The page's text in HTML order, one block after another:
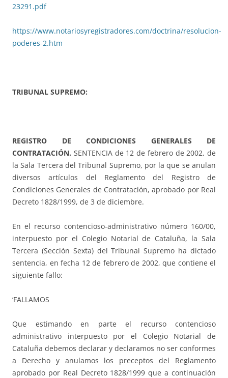
23291.pdf
https://www.notariosyregistradores.com/doctrina/resolucion-
poderes-2.htm
TRIBUNAL SUPREMO:
REGISTRO DE CONDICIONES GENERALES DE
CONTRATACIÓN. SENTENCIA de 12 de febrero de 2002, de
la Sala Tercera del Tribunal Supremo, por la que se anulan
diversos artículos del Reglamento del Registro de
Condiciones Generales de Contratación, aprobado por Real
Decreto 1828/1999, de 3 de diciembre.
En el recurso contencioso-administrativo número 160/00,
interpuesto por el Colegio Notarial de Cataluña, la Sala
Tercera (Sección Sexta) del Tribunal Supremo ha dictado
sentencia, en fecha 12 de febrero de 2002, que contiene el
siguiente fallo:
‘FALLAMOS
Que estimando en parte el recurso contencioso
administrativo interpuesto por el Colegio Notarial de
Cataluña debemos declarar y declaramos no ser conformes
a Derecho y anulamos los preceptos del Reglamento
aprobado por Real Decreto 1828/1999 que a continuación